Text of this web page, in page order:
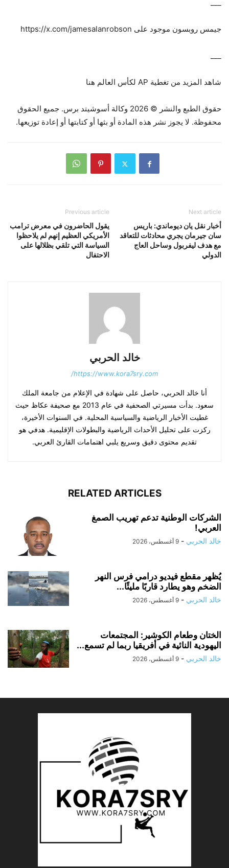
جيمس روبسون موجود على https://x.com/jamesalanrobson
شاهد المزيد من تغطية AP لكأس العالم هنا
حقوق الطبع والنشر © 2026 وكالة أسوشيتد برس. جميع الحقوق
محفوظة. لا يجوز نشر هذه المادة أو بثها أو كتابتها أو إعادة توزيعها.
Previous article
يقول الحاضرون في معرض ترامب
الأمريكي العظيم إنهم لم يلاحظوا
السياسة التي تلقي بظلالها على
الاحتفال
Next article
أخبار نقل يان ديوماندي: باريس
سان جيرمان يجري محادثات للتعاقد
مع هدف ليفربول وساحل العاج
الدولي
خالد الحربي
https://www.kora7sry.com/
أنا خالد الحربي، حاصل على شهادة في الإعلام من جامعة الملك
سعود. بدأت مسيرتي الصحفية في عام 2013 مع صحيفة عكاظ حيث
غطيت الأخبار الرياضية والسياسية المحلية. في السنوات الأخيرة،
ركزت على تحليل الأحداث الرياضية والبطولات الإقليمية. هدفي هو
تقديم محتوى دقيق وسريع يلبي اهتمامات القارئ العربي.
RELATED ARTICLES
الشركات الوطنية تدعم تهريب الصمغ
العربي!
خالد الحربي - 9 أغسطس، 2026
يُظهر مقطع فيديو درامي فرس النهر
الضخم وهو يطارد قاربًا مليئًا...
خالد الحربي - 9 أغسطس، 2026
الختان وطعام الكوشير: المجتمعات
اليهودية النائية في أفريقيا ربما لم تسمع...
خالد الحربي - 9 أغسطس، 2026